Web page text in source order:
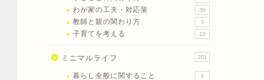
わが家の工夫・対応策 38
教師と親の関わり方 3
子育てを考える 10
ミニマルライフ 201
暮らし全般に関すること 4